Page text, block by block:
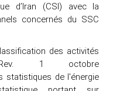
d’Iran (CSI) avec la
concernés du SSC
des activités
1 octobre
statistiques de l'énergie